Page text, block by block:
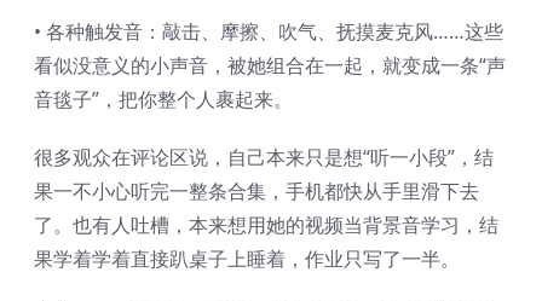
• 各种触发音：敲击、摩擦、吹气、抚摸麦克风……这些
看似没意义的小声音，被她组合在一起，就变成一条“声
音毯子”，把你整个人裹起来。
很多观众在评论区说，自己本来只是想“听一小段”，结
果一不小心听完一整条合集，手机都快从手里滑下去
了。也有人吐槽，本来想用她的视频当背景音学习，结
果学着学着直接趴桌子上睡着，作业只写了一半。